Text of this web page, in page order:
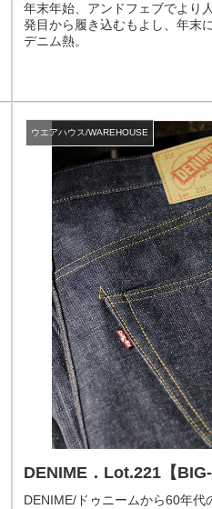
年末年始、アンドフェブでより
発目から履き込むもよし、年末
デニム熱。
ウエアハウス/WAREHOUSE
DENIME．Lot.221【BIG-
DENIME/ドゥニームから60年代